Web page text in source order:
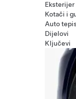
Eksterijer
Kotači i
Auto
Dijelovi
Ključevi